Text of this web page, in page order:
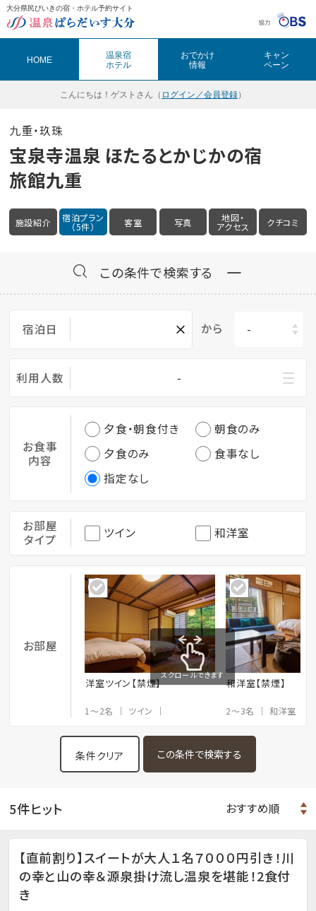
大分県民びいきの宿・ホテル予約サイト
HOME
温泉宿
ホテル
おでかけ
情報
キャン
ペーン
こんにちは！ ゲストさん（ ログイン／会員登録）
九重・玖珠
宝泉寺温泉 ほたるとかじかの宿
旅館九重
施設紹介 宿泊プラン
（5件） 客室 写真 地図・
アクセス クチコミ
この条件で検索する
宿泊日 × から
利用人数 -
お食事
内容
夕食・朝食付き
朝食のみ
夕食のみ
食事なし
指定なし
お部屋
タイプ
ツイン 和洋室
お部屋
洋室ツイン【禁煙】
1～2名 ツイン
和洋室【禁煙】
2～3名 和洋室
スクロールできます
条件クリア
5件ヒット
【直前割り】スイートが大人１名７０００円引き！川
の幸と山の幸＆源泉掛け流し温泉を堪能！2食付
き